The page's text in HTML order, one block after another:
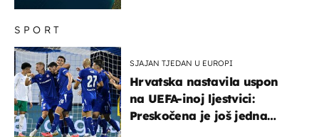
SPORT
SJAJAN TJEDAN U EUROPI
Hrvatska nastavila uspon
na UEFA-inoj ljestvici:
Preskočena je još jedna